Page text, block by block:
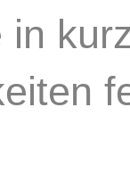
in